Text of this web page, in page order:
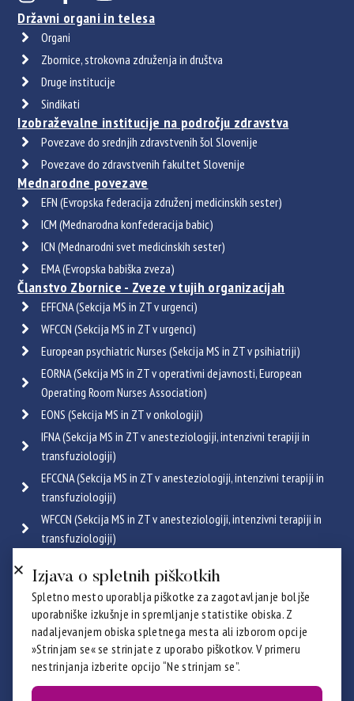
Državni organi in telesa
Organi
Zbornice, strokovna združenja in društva
Druge institucije
Sindikati
Izobraževalne institucije na področju zdravstva
Povezave do srednjih zdravstvenih šol Slovenije
Povezave do zdravstvenih fakultet Slovenije
Mednarodne povezave
EFN (Evropska federacija združenj medicinskih sester)
ICM (Mednarodna konfederacija babic)
ICN (Mednarodni svet medicinskih sester)
EMA (Evropska babiška zveza)
Članstvo Zbornice - Zveze v tujih organizacijah
EFFCNA (Sekcija MS in ZT v urgenci)
WFCCN (Sekcija MS in ZT v urgenci)
European psychiatric Nurses (Sekcija MS in ZT v psihiatriji)
EORNA (Sekcija MS in ZT v operativni dejavnosti, European
Operating Room Nurses Association)
EONS (Sekcija MS in ZT v onkologiji)
IFNA (Sekcija MS in ZT v anesteziologiji, intenzivni terapiji in
transfuziologiji)
EFCCNA (Sekcija MS in ZT v anesteziologiji, intenzivni terapiji in
transfuziologiji)
WFCCN (Sekcija MS in ZT v anesteziologiji, intenzivni terapiji in
transfuziologiji)
ICRN (Sekcija MS in ZT v pulmologiji)
Poglej vse
Certifikati
Izjava o spletnih piškotkih
Spletno mesto uporablja piškotke za zagotavljanje boljše
uporabniške izkušnje in spremljanje statistike obiska. Z
nadaljevanjem obiska spletnega mesta ali izborom opcije
»Strinjam se« se strinjate z uporabo piškotkov. V primeru
nestrinjanja izberite opcijo “Ne strinjam se”.